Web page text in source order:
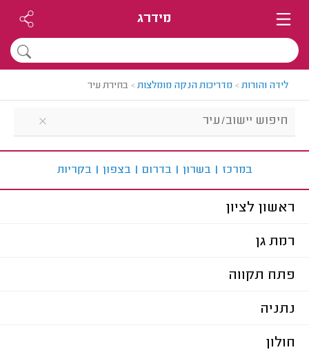
מידרג
לידה והורות> מדריכות הנקה מומלצות> בחירת עיר
במרכז | בשרון | בדרום | בצפון | בקריות
ראשון לציון
רמת גן
פתח תקווה
נתניה
חולון